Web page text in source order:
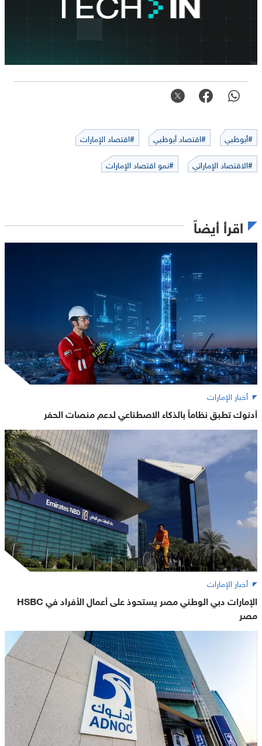
#أبوظبي #اقتصاد أبوظبي
#اقتصاد الإمارات
#الاقتصاد الإماراتي
#نمو اقتصاد الإمارات
اقرأ أيضاً
أخبار الإمارات
أدنوك تطبق نظاماً بالذكاء الاصطناعي لدعم منصات الحفر
أخبار الإمارات
الإمارات دبي الوطني مصر يستحوذ على أعمال الأفراد في HSBC
مصر